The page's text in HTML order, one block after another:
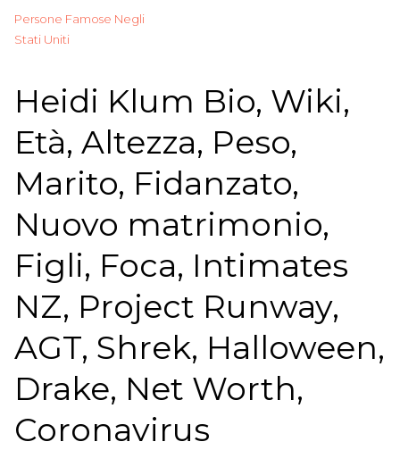
Persone Famose Negli
Stati Uniti
Heidi Klum Bio, Wiki,
Età, Altezza, Peso,
Marito, Fidanzato,
Nuovo matrimonio,
Figli, Foca, Intimates
NZ, Project Runway,
AGT, Shrek, Halloween,
Drake, Net Worth,
Coronavirus